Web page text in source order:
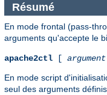
Résumé
En mode frontal (pass-
arguments qu'accepte le
apache2ctl [
En mode script
seul des arguments